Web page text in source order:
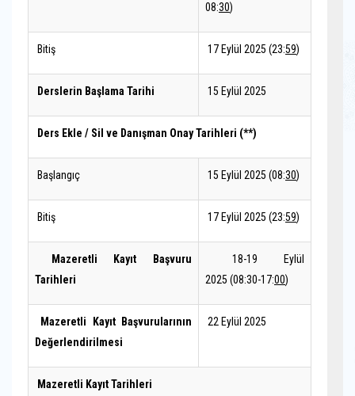
08:30)
Bitiş 17 Eylül 2025 (23:59)
Derslerin Başlama Tarihi 15 Eylül 2025
Ders Ekle / Sil ve Danışman Onay Tarihleri (**)
Başlangıç 15 Eylül 2025 (08:30)
Bitiş 17 Eylül 2025 (23:59)
Mazeretli Kayıt Başvuru
Tarihleri
18-19 Eylül
2025 (08:30-17:00)
Mazeretli Kayıt Başvurularının
Değerlendirilmesi
22 Eylül 2025
Mazeretli Kayıt Tarihleri